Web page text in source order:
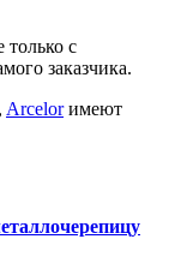
только с
заказчика.
, Arcelorимеют